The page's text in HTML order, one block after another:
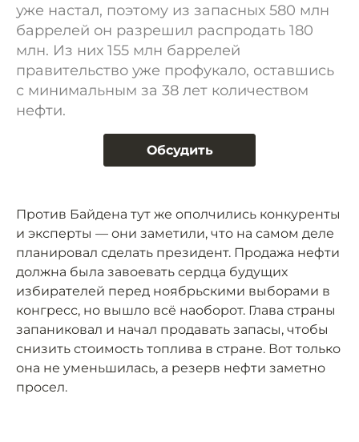
уже настал, поэтому из запасных 580 млн
баррелей он разрешил распродать 180
млн. Из них 155 млн баррелей
правительство уже профукало, оставшись
с минимальным за 38 лет количеством
нефти.
Обсудить
Против Байдена тут же ополчились конкуренты
и эксперты — они заметили, что на самом деле
планировал сделать президент. Продажа нефти
должна была завоевать сердца будущих
избирателей перед ноябрьскими выборами в
конгресс, но вышло всё наоборот. Глава страны
запаниковал и начал продавать запасы, чтобы
снизить стоимость топлива в стране. Вот только
она не уменьшилась, а резерв нефти заметно
просел.